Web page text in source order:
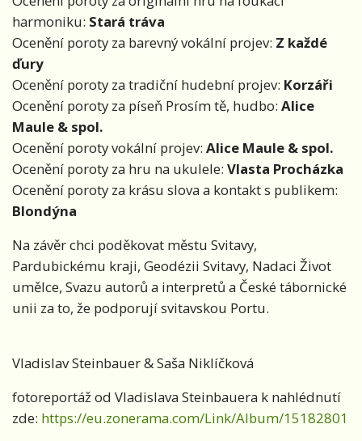
harmoniku: Stará tráva
Ocenění poroty za barevný vokální projev: Z každé
ďury
Ocenění poroty za tradiční hudební projev: Korzáři
Ocenění poroty za píseň Prosím tě, hudbo: Alice
Maule & spol.
Ocenění poroty vokální projev: Alice Maule & spol.
Ocenění poroty za hru na ukulele: Vlasta Procházka
Ocenění poroty za krásu slova a kontakt s publikem:
Blondýna
Na závěr chci poděkovat městu Svitavy,
Pardubickému kraji, Geodézii Svitavy, Nadaci Život
umělce, Svazu autorů a interpretů a České tábornické
unii za to, že podporují svitavskou Portu.
Vladislav Steinbauer & Saša Niklíčková
fotoreportáž od Vladislava Steinbauera k nahlédnutí
zde: https://eu.zonerama.com/Link/Album/15182801